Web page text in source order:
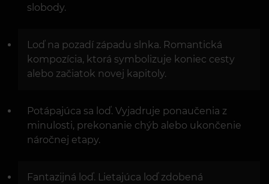
slobody.
Loď na pozadí západu slnka. Romantická
kompozícia, ktorá symbolizuje koniec cesty
alebo začiatok novej kapitoly.
Potápajúca sa loď. Vyjadruje ponaučenia z
minulosti, prekonanie chýb alebo ukončenie
náročnej etapy.
Fantazijná loď. Lietajúca loď zdobená